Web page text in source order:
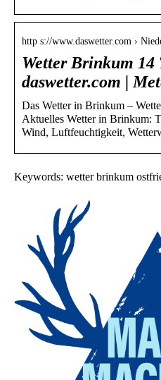
http s://www.daswetter.com ›
Wetter Brinkum 14
daswetter.com |
Das Wetter in Brinkum –
Aktuelles Wetter in Brinkum:
Wind, Luftfeuchtigkeit,
Keywords: wetter brinkum